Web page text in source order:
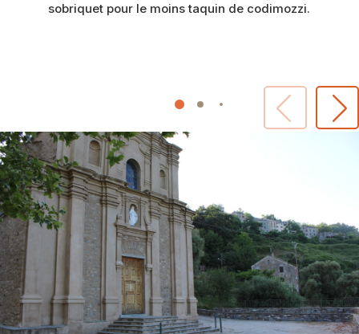
sobriquet pour le moins taquin de codimozzi.